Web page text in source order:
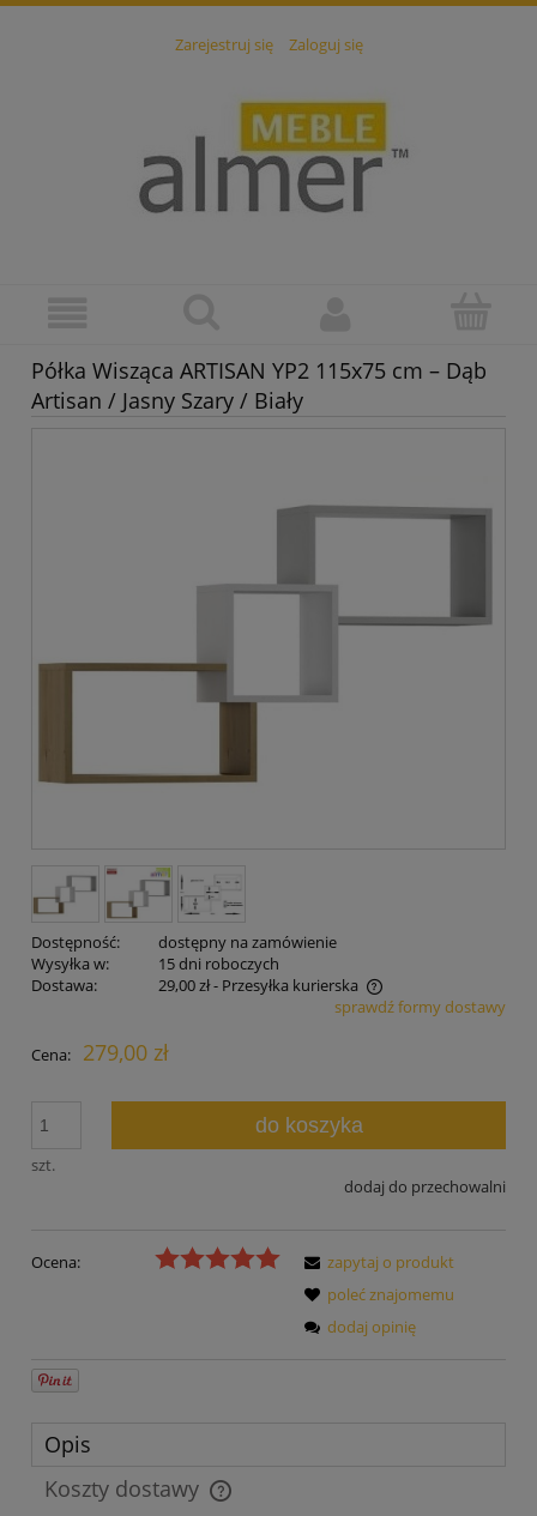
Zarejestruj się Zaloguj się
Półka Wisząca ARTISAN YP2 115x75 cm – Dąb
Artisan / Jasny Szary / Biały
Dostępność:
dostępny na zamówienie
Wysyłka w:
15 dni roboczych
Dostawa:
29,00 zł- Przesyłka kurierska
Cena nie zawiera ewentualnych kosztów płatnościsprawdź formy dostawy
Cena: 279,00 zł
szt.
do koszyka
dodaj do przechowalni
Ocena:
zapytaj o produkt
poleć znajomemu
dodaj opinię
Opis
Koszty dostawy
Cena nie zawiera ewentualnych kosztów płatności